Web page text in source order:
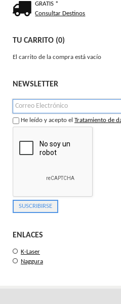
GRATIS *
Consultar Destinos
TU CARRITO (0)
El carrito de la compra está vacío
NEWSLETTER
He leído y acepto el Tratamiento de
ENLACES
K-Laser
Naggura